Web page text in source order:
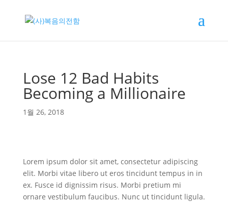
Lose 12 Bad Habits
Becoming a Millionaire
1월 26, 2018
Lorem ipsum dolor sit amet, consectetur adipiscing
elit. Morbi vitae libero ut eros tincidunt tempus in in
ex. Fusce id dignissim risus. Morbi pretium mi
ornare vestibulum faucibus. Nunc ut tincidunt ligula.